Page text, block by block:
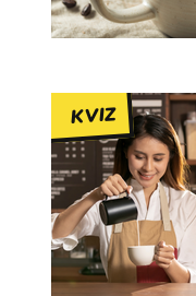
KVIZ